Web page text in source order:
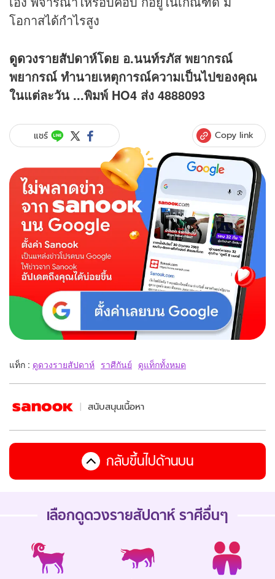
โอกาสได้กำไรสูง
ดูดวงรายสัปดาห์โดย อ.นนท์รภัส พยากรณ์
พยากรณ์ ทำนายเหตุการณ์ความเป็นไปของคุณ
ในแต่ละวัน ...พิมพ์ HO4 ส่ง 4888093
แชร์ Copy link
แท็ก : ดูดวงรายสัปดาห์ ราศีกันย์ ดูแท็กทั้งหมด
สนับสนุนเนื้อหา
กลับขึ้นไปด้านบน
เลือกดูดวงรายสัปดาห์ ราศีอื่นๆ